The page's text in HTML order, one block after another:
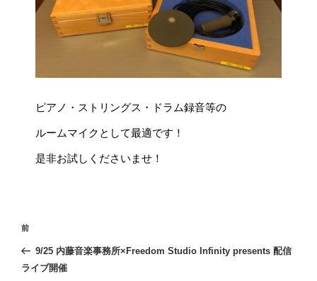
ピアノ・ストリングス・ドラム録音等の
ルームマイクとして最適です！
是非お試しくださいませ！
投
ナ
前
の
投
前
9/25 内藤音楽事務所×Freedom Studio Infinity presents 配信
ライブ開催